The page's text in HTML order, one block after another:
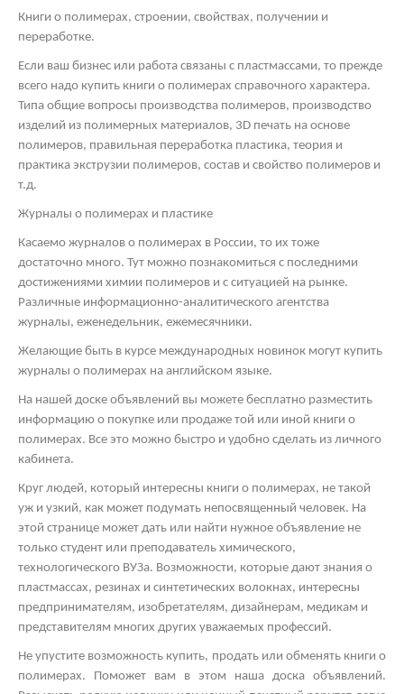
Книги о полимерах, строении, свойствах, получении и
переработке.
Если ваш бизнес или работа связаны с пластмассами, то прежде
всего надо купить книги о полимерах справочного характера.
Типа общие вопросы производства полимеров, производство
изделий из полимерных материалов, 3D печать на основе
полимеров, правильная переработка пластика, теория и
практика экструзии полимеров, состав и свойство полимеров и
т.д.
Журналы о полимерах и пластике
Касаемо журналов о полимерах в России, то их тоже
достаточно много. Тут можно познакомиться с последними
достижениями химии полимеров и с ситуацией на рынке.
Различные информационно-аналитического агентства
журналы, еженедельник, ежемесячники.
Желающие быть в курсе международных новинок могут купить
журналы о полимерах на английском языке.
На нашей доске объявлений вы можете бесплатно разместить
информацию о покупке или продаже той или иной книги о
полимерах. Все это можно быстро и удобно сделать из личного
кабинета.
Круг людей, который интересны книги о полимерах, не такой
уж и узкий, как может подумать непосвященный человек. На
этой странице может дать или найти нужное объявление не
только студент или преподаватель химического,
технологического ВУЗа. Возможности, которые дают знания о
пластмассах, резинах и синтетических волокнах, интересны
предпринимателям, изобретателям, дизайнерам, медикам и
представителям многих других уважаемых профессий.
Не упустите возможность купить, продать или обменять книги о
полимерах. Поможет вам в этом наша доска объявлений.